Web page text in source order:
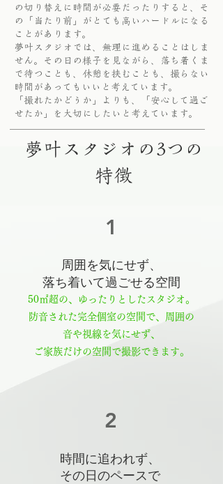
の切り替えに時間が必要だったりすると、そ
の「当たり前」がとても高いハードルになる
ことがあります。
夢叶スタジオでは、無理に進めることはしま
せん。
その日の様子を見ながら、落ち着くま
で待つことも、休憩を挟むことも、撮らない
時間があってもいいと考えています。
「撮れたかどうか」よりも、「安心して過ご
せたか」を大切にしたいと考えています。
夢叶スタジオの3つの
特徴
1
周囲を気にせず、
落ち着いて過ごせる空間
50㎡超の、ゆったりとしたスタジオ。
防音された完全個室の空間で、周囲の
音や視線を気にせず、
ご家族だけの空間で撮影できます。
2
時間に追われず、
その日のペースで